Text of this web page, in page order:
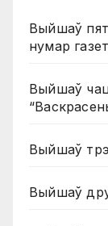
Выйшаў
нумар
Выйшаў
Выйшаў
Выйшаў